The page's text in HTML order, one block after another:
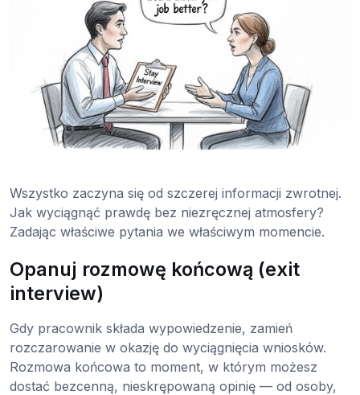
Wszystko zaczyna się od szczerej informacji zwrotnej.
Jak wyciągnąć prawdę bez niezręcznej atmosfery?
Zadając właściwe pytania we właściwym momencie.
Opanuj rozmowę końcową (exit
interview)
Gdy pracownik składa wypowiedzenie, zamień
rozczarowanie w okazję do wyciągnięcia wniosków.
Rozmowa końcowa to moment, w którym możesz
dostać bezcenną, nieskrępowaną opinię — od osoby,